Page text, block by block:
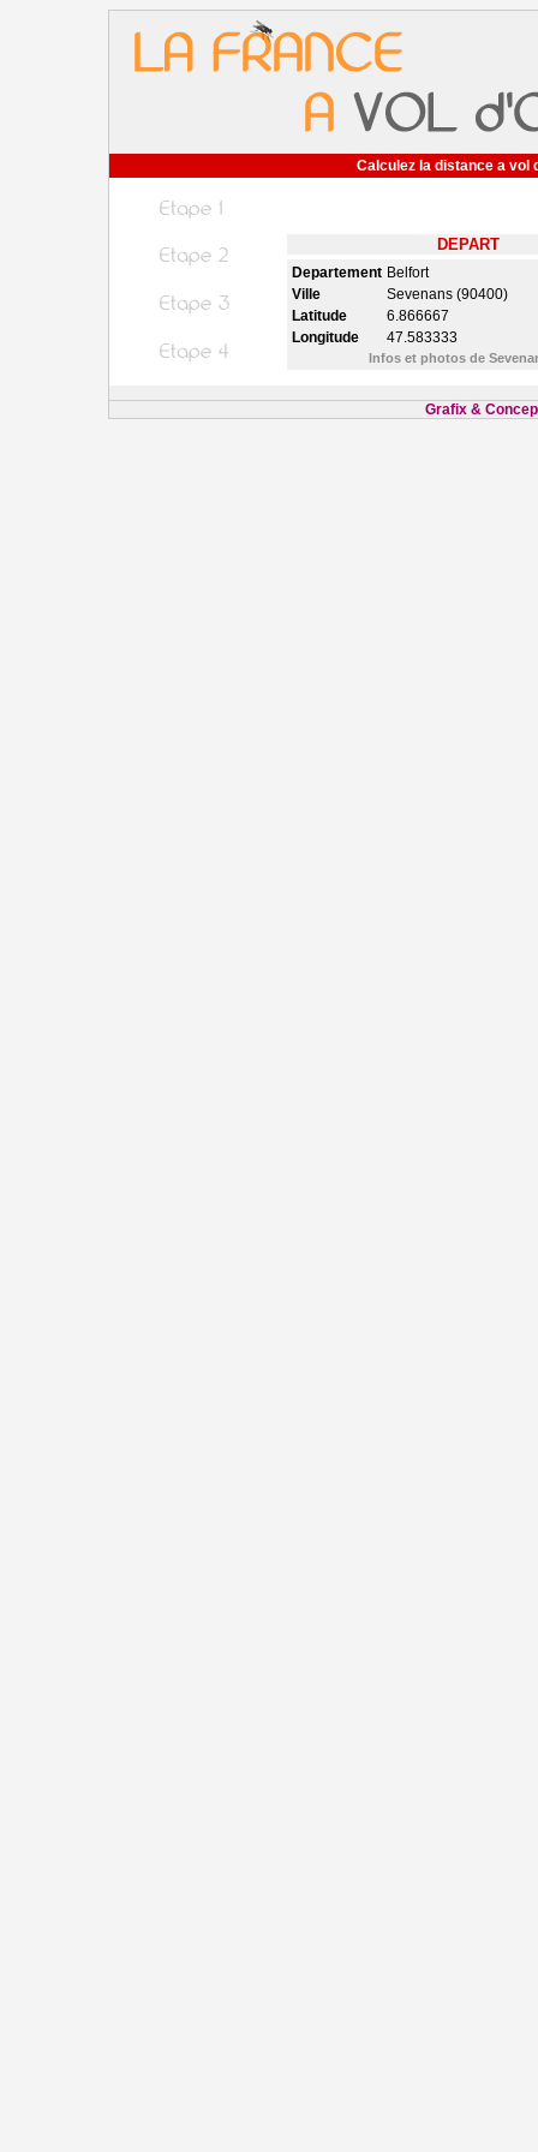
Calculez la distance a vol
DEPART
Departement Belfort
Ville
Sevenans (90400)
Latitude
6.866667
Longitude
47.583333
Infos et photos de
Grafix &